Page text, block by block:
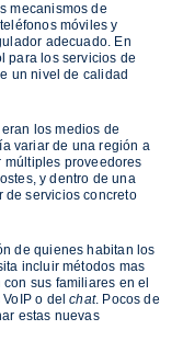
mecanismos de
móviles y
adecuado. En
para los servicios de
un nivel de calidad
los medios de
variar de una región a
proveedores
y dentro de una
de servicios concreto
de quienes habitan los
incluir métodos mas
sus familiares en el
o delchat. Pocos de
estas nuevas